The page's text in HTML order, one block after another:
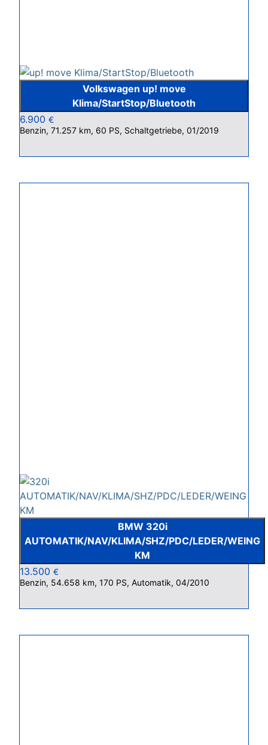
Volkswagen up! move
Klima/StartStop/Bluetooth
6.900 €
Benzin, 71.257 km, 60 PS, Schaltgetriebe, 01/2019
BMW 320i
AUTOMATIK/NAV/KLIMA/SHZ/PDC/LEDER/WEING
KM
13.500 €
Benzin, 54.658 km, 170 PS, Automatik, 04/2010